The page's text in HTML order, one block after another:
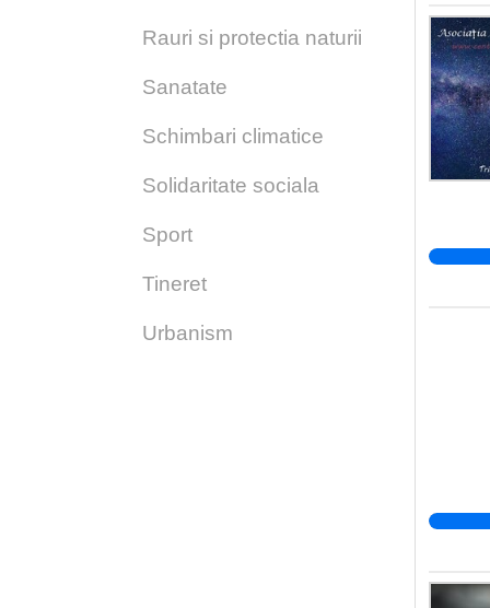
Rauri si protectia naturii
Sanatate
Schimbari climatice
Solidaritate sociala
Sport
Tineret
Urbanism